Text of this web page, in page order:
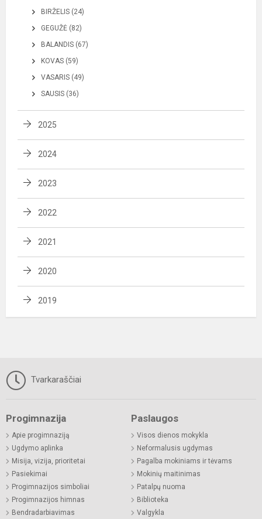
BIRŽELIS (24)
GEGUŽĖ (82)
BALANDIS (67)
KOVAS (59)
VASARIS (49)
SAUSIS (36)
2025
2024
2023
2022
2021
2020
2019
Tvarkaraščiai
Progimnazija
Apie progimnaziją
Ugdymo aplinka
Misija, vizija, prioritetai
Pasiekimai
Progimnazijos simboliai
Progimnazijos himnas
Bendradarbiavimas
Paslaugos
Visos dienos mokykla
Neformalusis ugdymas
Pagalba mokiniams ir tėvams
Mokinių maitinimas
Patalpų nuoma
Biblioteka
Valgykla